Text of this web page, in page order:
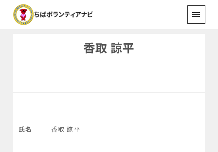
香取 諒平
氏名 香取 諒平